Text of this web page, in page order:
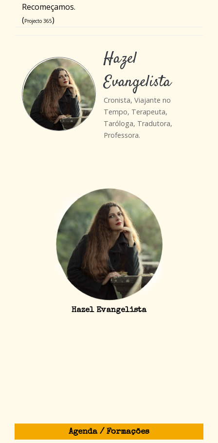
Recomeçamos.
(Projecto 365)
Hazel
Evangelista
Cronista, Viajante no
Tempo, Terapeuta,
Taróloga, Tradutora,
Professora.
Hazel Evangelista
Agenda / Formações